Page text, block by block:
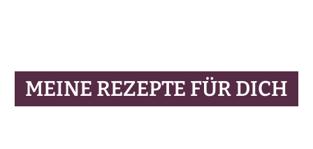
MEINE REZEPTE FÜR DICH